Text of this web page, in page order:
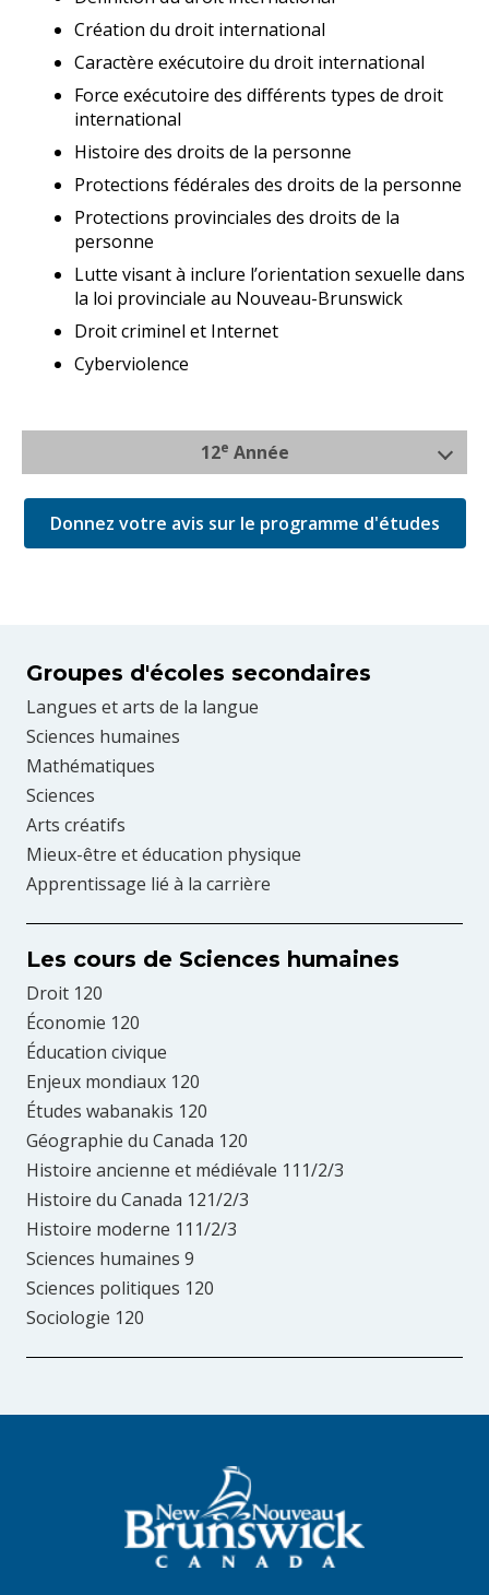
Création du droit international
Caractère exécutoire du droit international
Force exécutoire des différents types de droit
international
Histoire des droits de la personne
Protections fédérales des droits de la personne
Protections provinciales des droits de la
personne
Lutte visant à inclure l’orientation sexuelle dans
la loi provinciale au Nouveau-Brunswick
Droit criminel et Internet
Cyberviolence
12e Année
Donnez votre avis sur le programme d'études
Groupes d'écoles secondaires
Langues et arts de la langue
Sciences humaines
Mathématiques
Sciences
Arts créatifs
Mieux-être et éducation physique
Apprentissage lié à la carrière
Les cours de Sciences humaines
Droit 120
Économie 120
Éducation civique
Enjeux mondiaux 120
Études wabanakis 120
Géographie du Canada 120
Histoire ancienne et médiévale 111/2/3
Histoire du Canada 121/2/3
Histoire moderne 111/2/3
Sciences humaines 9
Sciences politiques 120
Sociologie 120